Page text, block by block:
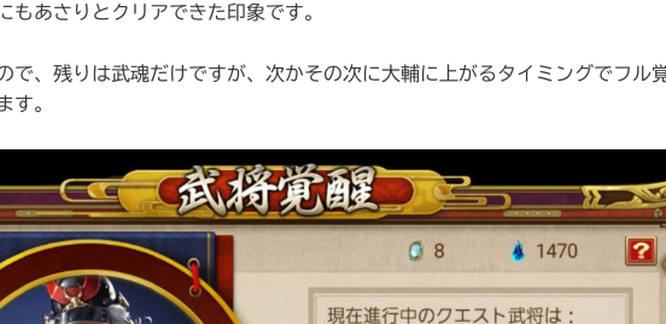
もあさりとクリアできた印象です。
で、残りは武魂だけですが、次かその次に大輔に上がるタイミングでフル
す。